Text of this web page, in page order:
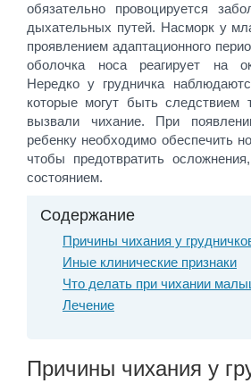
обязательно провоцируется
дыхательных путей. Насморк у
проявлением адаптационного
оболочка носа реагирует на
Нередко у грудничка
которые могут быть следствием
вызвали чихание. При
ребенку необходимо обеспечить
чтобы предотвратить
состоянием.
Содержание
Причины чихания у
Иные клинические признаки
Что делать при чихании
Лечение
Причины чихания у